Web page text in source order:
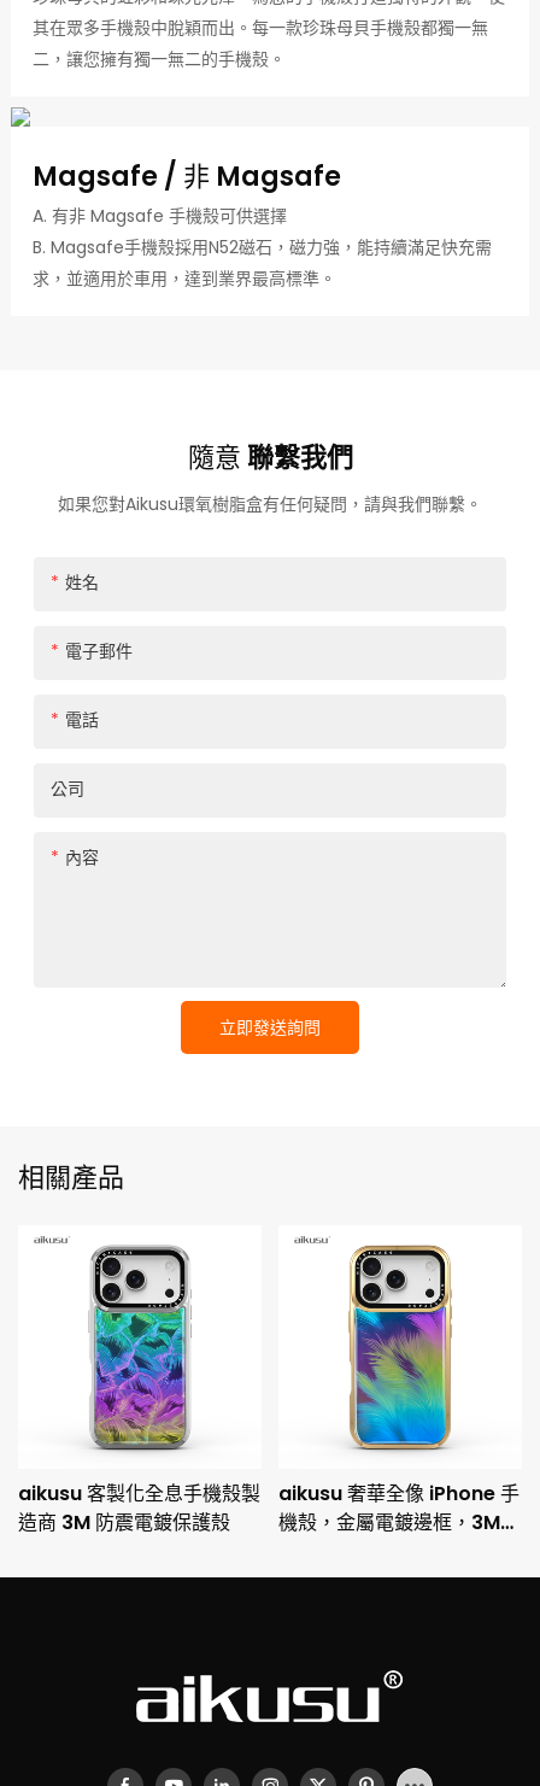
其在眾多手機殼中脫穎而出。每一款珍珠母貝手機殼都獨一無
二，讓您擁有獨一無二的手機殼。
Magsafe / 非 Magsafe
A. 有非 Magsafe 手機殼可供選擇
B. Magsafe手機殼採用N52磁石，磁力強，能持續滿足快充需
求，並適用於車用，達到業界最高標準。
隨意聯繫我們
如果您對Aikusu環氧樹脂盒有任何疑問，請與我們聯繫。
姓名
電子郵件
電話
公司
內容
立即發送詢問
相關產品
aikusu 客製化全息手機殼製
造商 3M 防震電鍍保護殼
aikusu 奢華全像 iPhone 手
機殼，金屬電鍍邊框，3M